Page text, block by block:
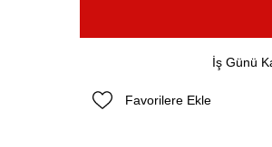
İş Günü
Favorilere Ekle